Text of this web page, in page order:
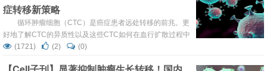
在有希望的...
症转移新策略
循环肿瘤细胞（CTC）是癌症患者远处转移的前兆。更
好地了解CTC的异质性以及这些CTC如何在血行扩散过程中
存活，可以为癌症转移的治疗预防奠定基础。CTC是如何逃
(1721) (2) (0)